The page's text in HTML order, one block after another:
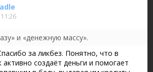
и «денежную массу».
финансисты, путают эти два
в блоге>>>
за ликбез. Понятно, что в
создаёт деньги и помогает